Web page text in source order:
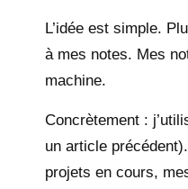
L’idée est simple.
à mes notes. Mes
machine.
Concrètement :
un article
projets en cours,